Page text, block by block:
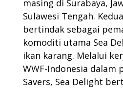
masing di Surabaya,
Sulawesi Tengah.
bertindak sebagai
komoditi utama Sea
ikan karang. Melalui
WWF-Indonesia dalam
Savers, Sea Delight